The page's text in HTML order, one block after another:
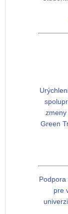
zmeny
Green
Podpora
pre